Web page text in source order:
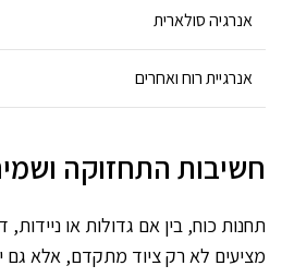
אנרגיה סולארית
אנרגיית רוח ואחרים
חשיבות התחזוקה
מציעים לא רק ציוד מתקדם, אלא גם